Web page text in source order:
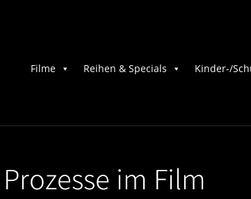
Filme Reihen & Specials Kinder-/
im Film